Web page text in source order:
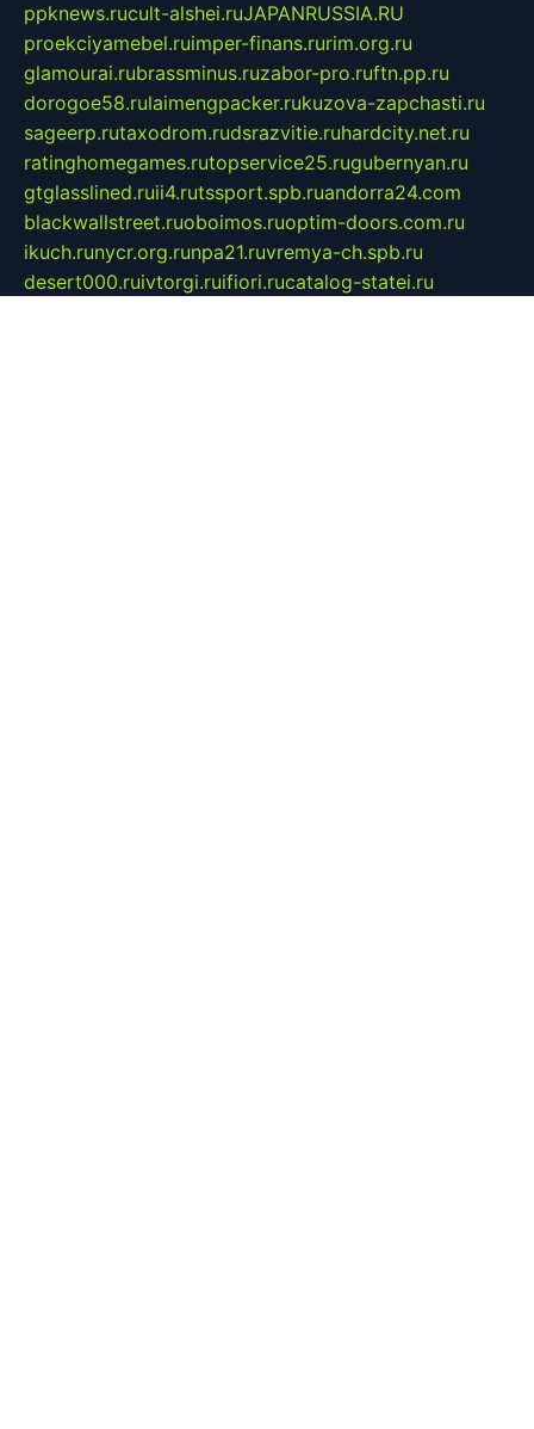
ppknews.rucult-alshei.ruJAPANRUSSIA.RU
proekciyamebel.ruimper-finans.rurim.org.ru
glamourai.rubrassminus.ruzabor-pro.ruftn.pp.ru
dorogoe58.rulaimengpacker.rukuzova-zapchasti.ru
sageerp.rutaxodrom.rudsrazvitie.ruhardcity.net.ru
ratinghomegames.rutopservice25.rugubernyan.ru
gtglasslined.ruii4.rutssport.spb.ruandorra24.com
blackwallstreet.ruoboimos.ruoptim-doors.com.ru
ikuch.runycr.org.runpa21.ruvremya-ch.spb.ru
desert000.ruivtorgi.ruifiori.rucatalog-statei.ru